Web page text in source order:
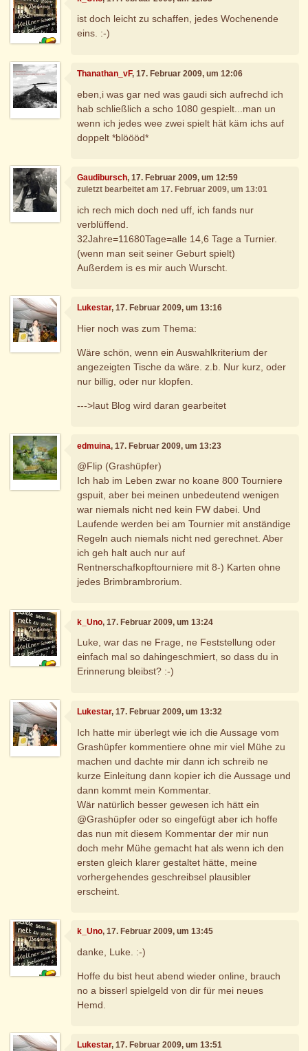
ist doch leicht zu schaffen, jedes Wochenende
eins. :-)
Thanathan_vF, 17. Februar 2009, um 12:06
eben,i was gar ned was gaudi sich aufrechd ich
hab schließlich a scho 1080 gespielt...man un
wenn ich jedes wee zwei spielt hät käm ichs auf
doppelt *blöööd*
Gaudibursch, 17. Februar 2009, um 12:59
zuletzt bearbeitet am 17. Februar 2009, um 13:01
ich rech mich doch ned uff, ich fands nur
verblüffend.
32Jahre=11680Tage=alle 14,6 Tage a Turnier.
(wenn man seit seiner Geburt spielt)
Außerdem is es mir auch Wurscht.
Lukestar, 17. Februar 2009, um 13:16
Hier noch was zum Thema:
Wäre schön, wenn ein Auswahlkriterium der
angezeigten Tische da wäre. z.b. Nur kurz, oder
nur billig, oder nur klopfen.
--->laut Blog wird daran gearbeitet
edmuina, 17. Februar 2009, um 13:23
@Flip (Grashüpfer)
Ich hab im Leben zwar no koane 800 Tourniere
gspuit, aber bei meinen unbedeutend wenigen
war niemals nicht ned kein FW dabei. Und
Laufende werden bei am Tournier mit anständige
Regeln auch niemals nicht ned gerechnet. Aber
ich geh halt auch nur auf
Rentnerschafkopftourniere mit 8-) Karten ohne
jedes Brimbrambrorium.
k_Uno, 17. Februar 2009, um 13:24
Luke, war das ne Frage, ne Feststellung oder
einfach mal so dahingeschmiert, so dass du in
Erinnerung bleibst? :-)
Lukestar, 17. Februar 2009, um 13:32
Ich hatte mir überlegt wie ich die Aussage vom
Grashüpfer kommentiere ohne mir viel Mühe zu
machen und dachte mir dann ich schreib ne
kurze Einleitung dann kopier ich die Aussage und
dann kommt mein Kommentar.
Wär natürlich besser gewesen ich hätt ein
@Grashüpfer oder so eingefügt aber ich hoffe
das nun mit diesem Kommentar der mir nun
doch mehr Mühe gemacht hat als wenn ich den
ersten gleich klarer gestaltet hätte, meine
vorhergehendes geschreibsel plausibler
erscheint.
k_Uno, 17. Februar 2009, um 13:45
danke, Luke. :-)
Hoffe du bist heut abend wieder online, brauch
no a bisserl spielgeld von dir für mei neues
Hemd.
Lukestar, 17. Februar 2009, um 13:51